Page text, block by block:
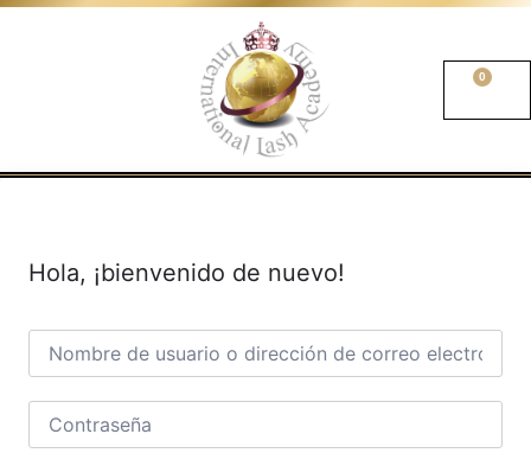
0
Hola, ¡bienvenido de nuevo!